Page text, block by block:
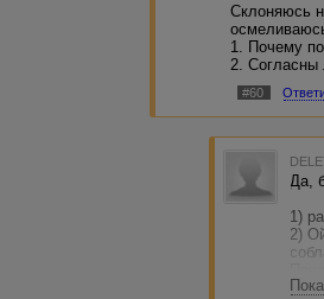
Склоняюсь
1. Почему
2.
#60
Да,
1)
2)